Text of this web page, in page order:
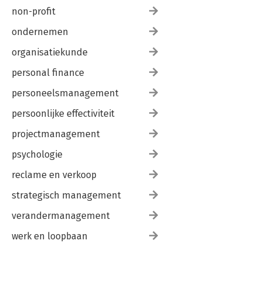
non-profit
ondernemen
organisatiekunde
personal finance
personeelsmanagement
persoonlijke effectiviteit
projectmanagement
psychologie
reclame en verkoop
strategisch management
verandermanagement
werk en loopbaan